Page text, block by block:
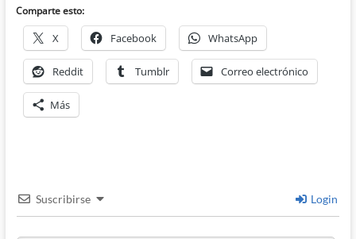
Comparte esto:
X Facebook WhatsApp
Reddit Tumblr Correo electrónico
Más
Suscribirse Login